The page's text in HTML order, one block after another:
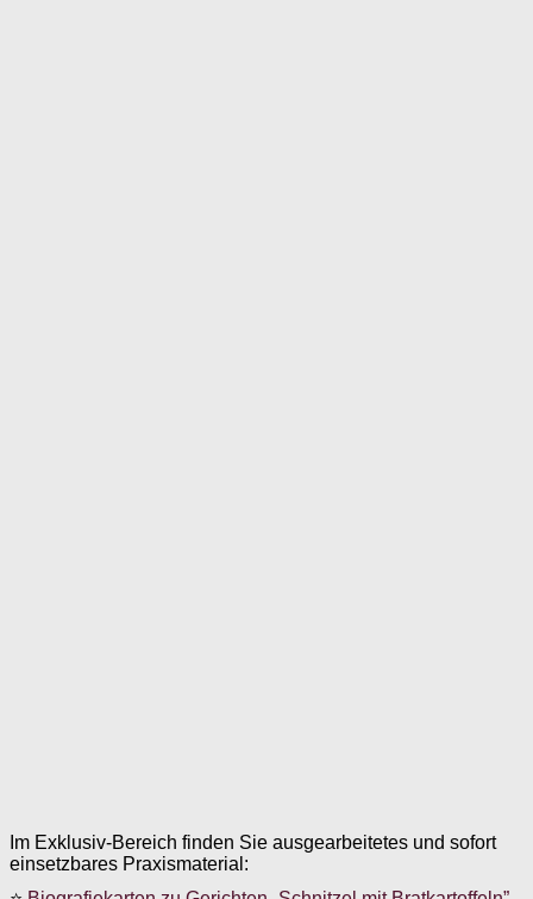
Im Exklusiv-Bereich finden Sie ausgearbeitetes und sofort
einsetzbares Praxismaterial: